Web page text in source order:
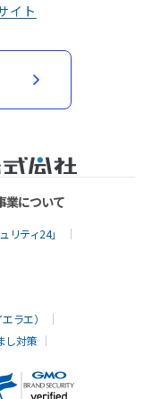
イト
業について
リティ24」
ラエ）
し対策